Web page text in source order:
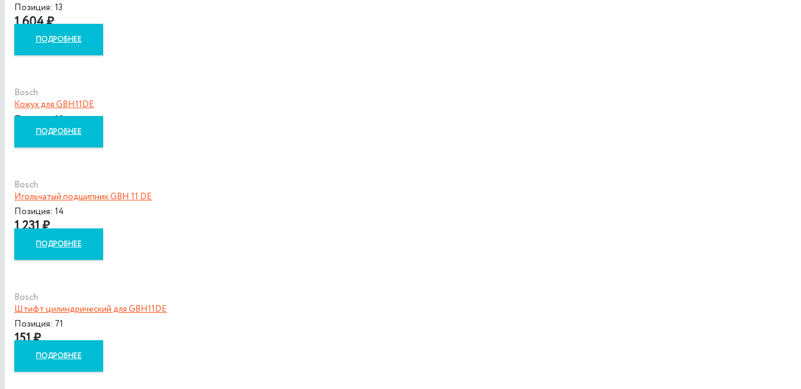
Позиция: 13
1 604₽
ПОДРОБНЕЕ
Bosch
Кожух для GBH11DE
Позиция: 39
ПОДРОБНЕЕ
Bosch
Игольчатый подшипник GBH 11 DE
Позиция: 14
1 231₽
ПОДРОБНЕЕ
Bosch
Штифт цилиндрический для GBH11DE
Позиция: 71
151₽
ПОДРОБНЕЕ